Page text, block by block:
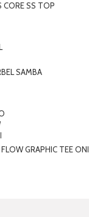
CORE SS TOP
SAMBA
GRAPHIC TEE ONI